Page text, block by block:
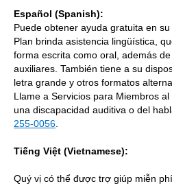
Español (Spanish):
Puede obtener ayuda gratuita en
Plan brinda asistencia lingüística,
forma escrita como oral, además
auxiliares. También tiene a su
letra grande y otros formatos
Llame a Servicios para Miembros al
una discapacidad auditiva o del
255-0056
Tiếng Việt (Vietnamese):
Quý vị có thể được trợ giúp miễn